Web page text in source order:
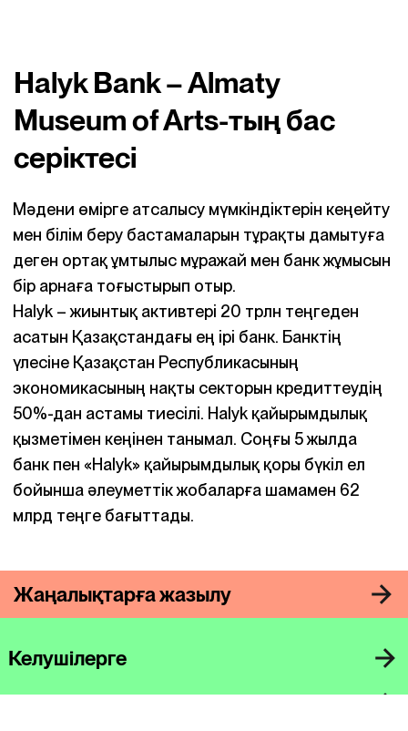
Halyk Bank – Almaty
Museum of Arts-тың бас
серіктесі
Мәдени өмірге атсалысу мүмкіндіктерін кеңейту
мен білім беру бастамаларын тұрақты дамытуға
деген ортақ ұмтылыс мұражай мен банк жұмысын
бір арнаға тоғыстырып отыр.
Halyk – жиынтық активтері 20 трлн теңгеден
асатын Қазақстандағы ең ірі банк. Банктің
үлесіне Қазақстан Республикасының
экономикасының нақты секторын кредиттеудің
50%-дан астамы тиесілі. Halyk қайырымдылық
қызметімен кеңінен танымал. Соңғы 5 жылда
банк пен «Halyk» қайырымдылық қоры бүкіл ел
бойынша әлеуметтік жобаларға шамамен 62
млрд теңге бағыттады.
Жаңалықтарға жазылу
Келушілерге